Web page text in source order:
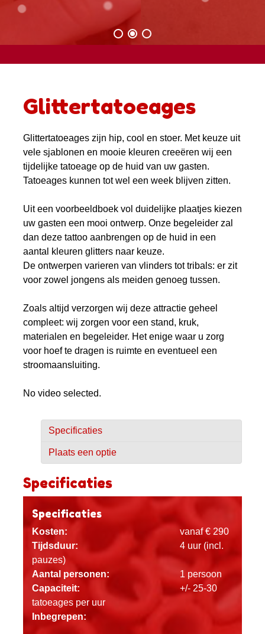
Glittertatoeages
Glittertatoeages zijn hip, cool en stoer. Met keuze uit
vele sjablonen en mooie kleuren creeëren wij een
tijdelijke tatoeage op de huid van uw gasten.
Tatoeages kunnen tot wel een week blijven zitten.
Uit een voorbeeldboek vol duidelijke plaatjes kiezen
uw gasten een mooi ontwerp. Onze begeleider zal
dan deze tattoo aanbrengen op de huid in een
aantal kleuren glitters naar keuze.
De ontwerpen varieren van vlinders tot tribals: er zit
voor zowel jongens als meiden genoeg tussen.
Zoals altijd verzorgen wij deze attractie geheel
compleet: wij zorgen voor een stand, kruk,
materialen en begeleider. Het enige waar u zorg
voor hoef te dragen is ruimte en eventueel een
stroomaansluiting.
No video selected.
Specificaties
Plaats een optie
Specificaties
Specificaties
Kosten:
vanaf € 290
Tijdsduur:
4 uur (incl.
pauzes)
Aantal personen:
1 persoon
Capaciteit:
+/- 25-30
tatoeages per uur
Inbegrepen: